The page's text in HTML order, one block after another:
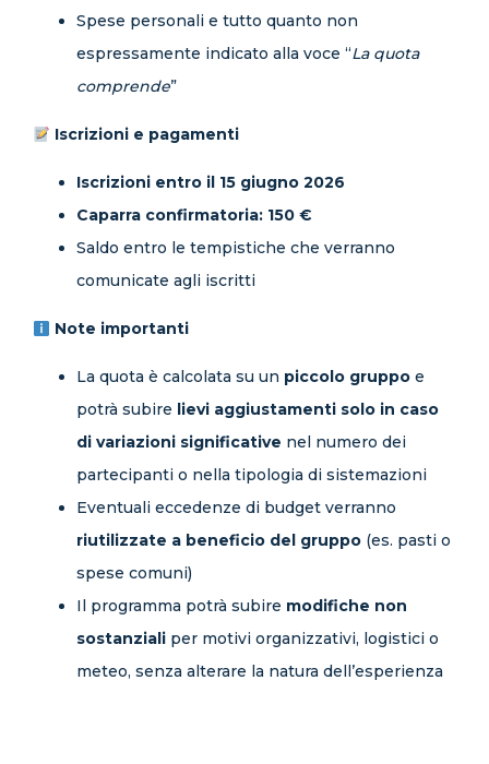
Spese personali e tutto quanto non
espressamente indicato alla voce “La quota
comprende”
Iscrizioni e pagamenti
Iscrizioni entro il 15 giugno 2026
Caparra confirmatoria: 150 €
Saldo entro le tempistiche che verranno
comunicate agli iscritti
Note importanti
La quota è calcolata su un piccolo gruppo e
potrà subire lievi aggiustamenti solo in caso
di variazioni significative nel numero dei
partecipanti o nella tipologia di sistemazioni
Eventuali eccedenze di budget verranno
riutilizzate a beneficio del gruppo (es. pasti o
spese comuni)
Il programma potrà subire modifiche non
sostanziali per motivi organizzativi, logistici o
meteo, senza alterare la natura dell’esperienza